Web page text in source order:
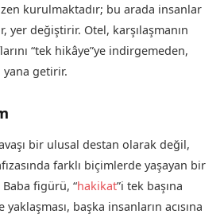
kurulmaktadır; bu arada insanlar
yer değiştirir. Otel, karşılaşmanın
“tek hikâye”ye indirgemeden,
getirir.
bir ulusal destan olarak değil,
farklı biçimlerde yaşayan bir
Baba figürü, “hakikat”i tek başına
başka insanların acısına